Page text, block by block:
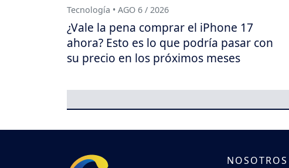
Tecnología • AGO 6 / 2026
¿Vale la pena comprar el iPhone 17
ahora? Esto es lo que podría pasar con
su precio en los próximos meses
NOSOTROS